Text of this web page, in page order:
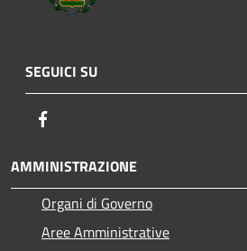
SEGUICI SU
AMMINISTRAZIONE
Organi di Governo
Aree Amministrative